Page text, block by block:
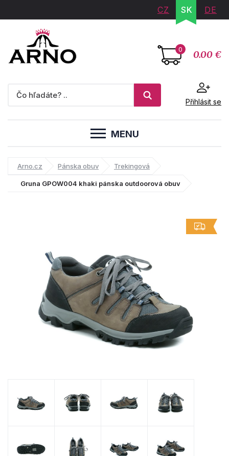
CZ SK DE
0 0.00 €
Přihlásit se
MENU
Arno.cz Pánska obuv Trekingová
Gruna GPOW004 khaki pánska outdoorová obuv